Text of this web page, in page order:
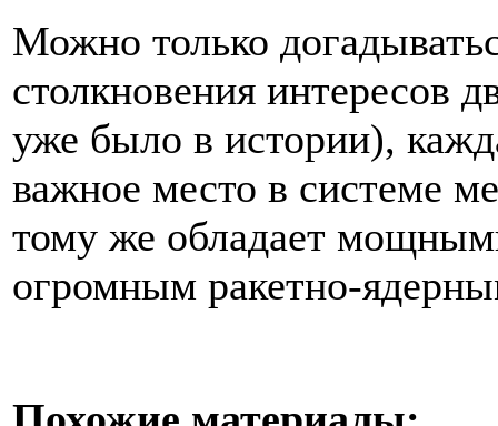
Можно только
столкновения интересов
уже было в истории),
важное место в системе
тому же обладает
огромным ракетно-